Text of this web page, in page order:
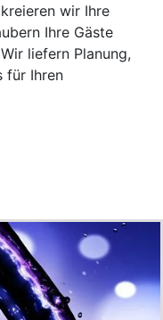
wir Ihre
Ihre Gäste
liefern Planung,
für Ihren